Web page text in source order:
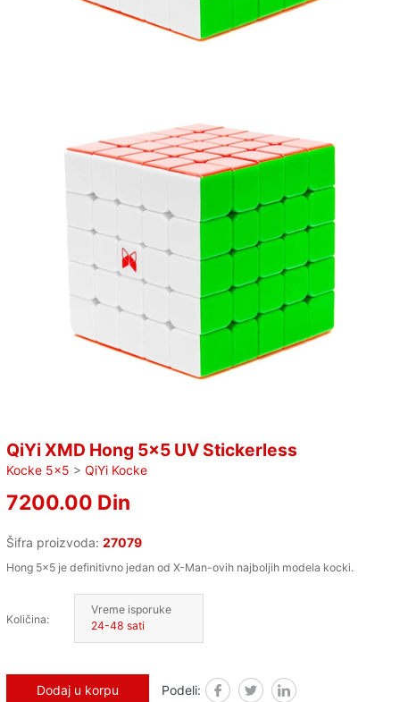
QiYi XMD Hong 5x5 UV Stickerless
Kocke 5x5 > QiYi Kocke
7200.00 Din
Šifra proizvoda: 27079
Hong 5x5 je definitivno jedan od X-Man-ovih najboljih modela kocki.
Količina:
Vreme isporuke
24-48 sati
Dodaj u korpu Podeli: Facebook
TwitterLinked in